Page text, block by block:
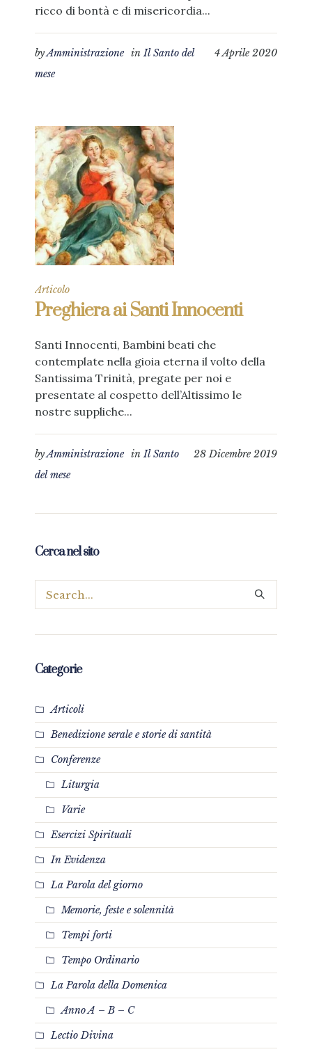
ricco di bontà e di misericordia...
4 Aprile 2020
byAmministrazione inIl Santo del
mese
Articolo
Preghiera ai Santi Innocenti
Santi Innocenti, Bambini beati che
contemplate nella gioia eterna il volto della
Santissima Trinità, pregate per noi e
presentate al cospetto dell’Altissimo le
nostre suppliche...
28 Dicembre 2019
byAmministrazione inIl Santo
del mese
Cerca nel sito
Categorie
Articoli
Benedizione serale e storie di santità
Conferenze
Liturgia
Varie
Esercizi Spirituali
In Evidenza
La Parola del giorno
Memorie, feste e solennità
Tempi forti
Tempo Ordinario
La Parola della Domenica
Anno A – B – C
Lectio Divina